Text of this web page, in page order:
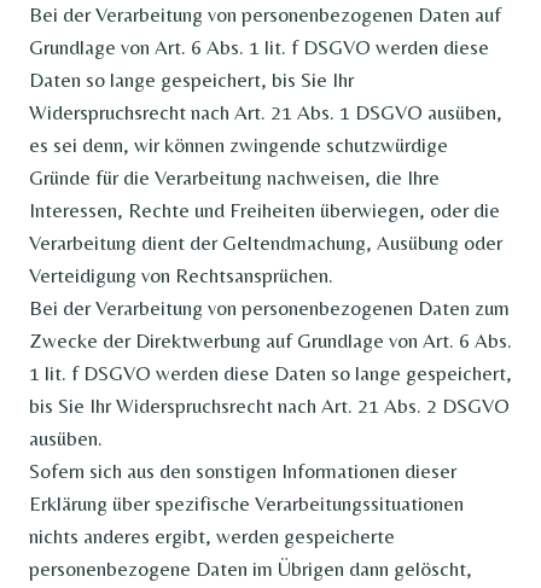
Bei der Verarbeitung von personenbezogenen Daten auf
Grundlage von Art. 6 Abs. 1 lit. f DSGVO werden diese
Daten so lange gespeichert, bis Sie Ihr
Widerspruchsrecht nach Art. 21 Abs. 1 DSGVO ausüben,
es sei denn, wir können zwingende schutzwürdige
Gründe für die Verarbeitung nachweisen, die Ihre
Interessen, Rechte und Freiheiten überwiegen, oder die
Verarbeitung dient der Geltendmachung, Ausübung oder
Verteidigung von Rechtsansprüchen.
Bei der Verarbeitung von personenbezogenen Daten zum
Zwecke der Direktwerbung auf Grundlage von Art. 6 Abs.
1 lit. f DSGVO werden diese Daten so lange gespeichert,
bis Sie Ihr Widerspruchsrecht nach Art. 21 Abs. 2 DSGVO
ausüben.
Sofern sich aus den sonstigen Informationen dieser
Erklärung über spezifische Verarbeitungssituationen
nichts anderes ergibt, werden gespeicherte
personenbezogene Daten im Übrigen dann gelöscht,